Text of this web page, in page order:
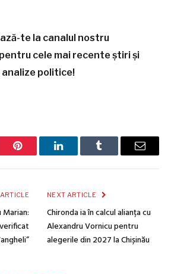
te la canalul nostru
pentru cele mai recente știri și
analize politice!
Pinterest LinkedInTumblr Email
NEXT ARTICLE
Chironda ia în calcul alianța cu
Alexandru Vornicu pentru
alegerile din 2027 la Chișinău